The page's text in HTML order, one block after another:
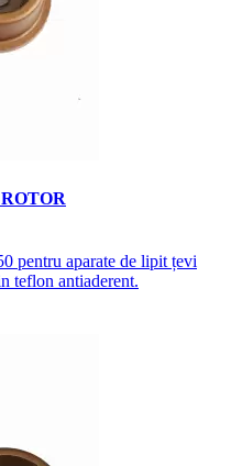
pentru aparate de lipit țevi
teflon antiaderent.